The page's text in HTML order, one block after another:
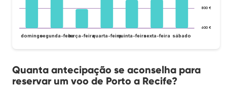
600 €
800 €
domingosegunda-feiraterça-feiraquarta-feiraquinta-feirasexta-feira sábado
Quanta antecipação se aconselha para
reservar um voo de Porto a Recife?